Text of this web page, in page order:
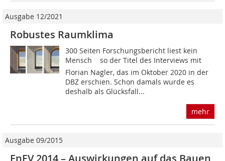
Ausgabe 12/2021
Robustes Raumklima
300 Seiten Forschungsbericht liest kein
Mensch  so der Titel des Interviews mit
Florian Nagler, das im Oktober 2020 in der
DBZ erschien. Schon damals wurde es
deshalb als Glücksfall...
mehr
Ausgabe 09/2015